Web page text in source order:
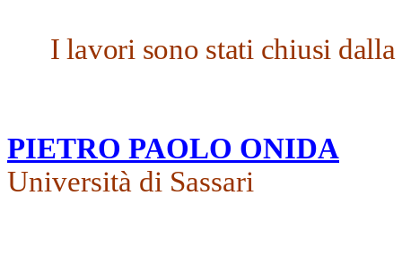
I lavori sono stati chiusi
PIETRO PAOLO ONIDA
Università di Sassari